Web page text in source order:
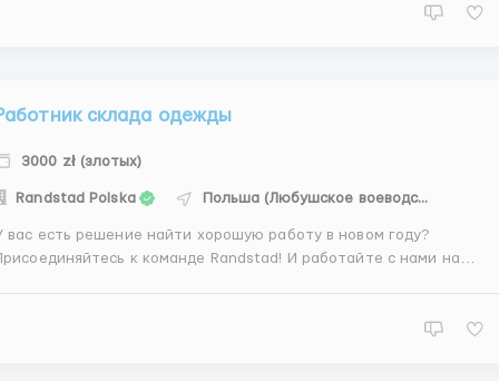
склада одежды
3000 zł (злотых)
Randstad Polska Польша (Любушское воеводство)
вас есть решение найти хорошую работу в новом году?
к команде Randstad! И работайте с нами на
и эластичный график и бесплатный транспорт и...